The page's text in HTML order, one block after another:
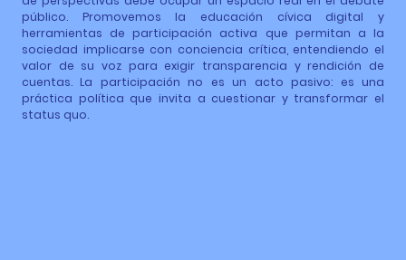
público. Promovemos la educación cívica digital y
herramientas de participación activa que permitan a la
sociedad implicarse con conciencia crítica, entendiendo el
valor de su voz para exigir transparencia y rendición de
cuentas. La participación no es un acto pasivo: es una
práctica política que invita a cuestionar y transformar el
status quo.